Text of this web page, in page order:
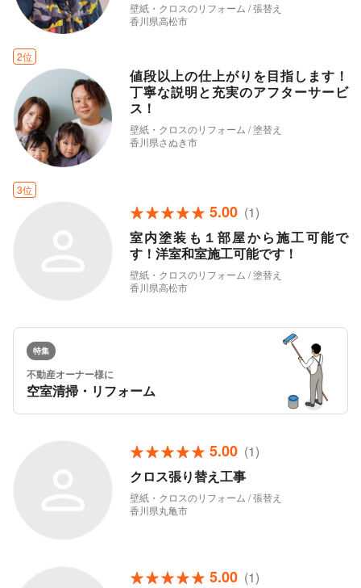
壁紙・クロスのリフォーム / 張替え
香川県高松市
2位
値段以上の仕上がりを目指します！
丁寧な説明と充実のアフターサービ
ス！
壁紙・クロスのリフォーム / 塗替え
香川県さぬき市
3位
5.00 (1)
室内塗装も１部屋から施工可能で
す！洋室和室施工可能です！
壁紙・クロスのリフォーム / 塗替え
香川県高松市
特集
不動産オーナー様に
空室清掃・リフォーム
5.00 (1)
クロス張り替え工事
壁紙・クロスのリフォーム / 張替え
香川県丸亀市
5.00 (1)